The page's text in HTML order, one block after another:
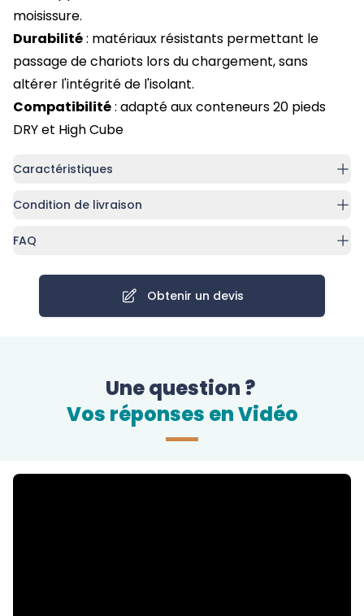
moisissure.
Durabilité: matériaux résistants permettant le
passage de chariots lors du chargement, sans
altérer l'intégrité de l'isolant.
Compatibilité: adapté aux conteneurs 20 pieds
DRY et High Cube
Caractéristiques
Condition de livraison
FAQ
Obtenir un devis
Une question ?
Vos réponses en Vidéo